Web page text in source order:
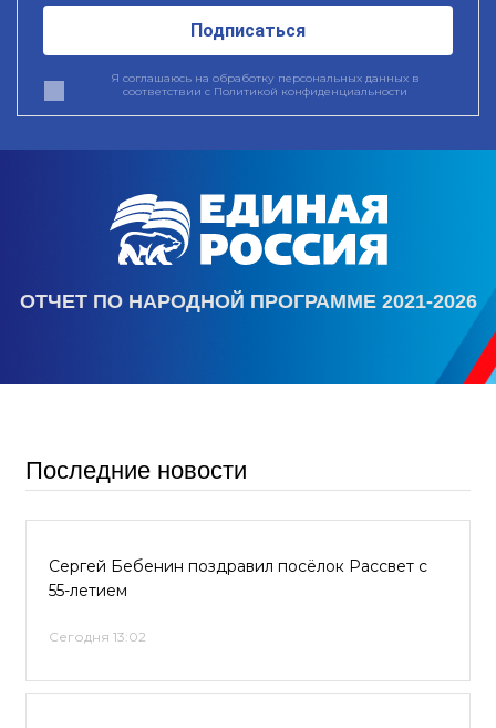
Подписаться
Я соглашаюсь на обработку персональных данных в
соответствии с Политикой конфиденциальности
ОТЧЕТ ПО НАРОДНОЙ ПРОГРАММЕ 2021-2026
Последние новости
Сергей Бебенин поздравил посёлок Рассвет с
55-летием
Сегодня 13:02